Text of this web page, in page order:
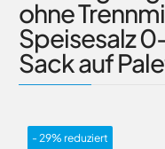
ohne
Speisesalz
Sack auf
- 29% reduziert